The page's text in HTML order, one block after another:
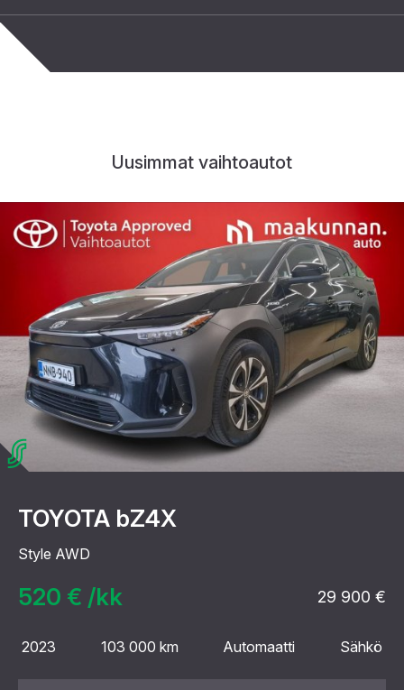
Uusimmat vaihtoautot
TOYOTA bZ4X
Style AWD
520 € /kk 29 900 €
2023 103 000 km Automaatti Sähkö